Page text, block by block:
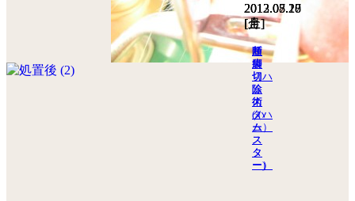
2013.07.27
[土]
腫
瘍
切
除
術
(ハ
ム
ス
タ
ー)
2012.08.10
[金]
断
脚
（ハ
ム
ス
タ
ー）
2012.05.28
[月]
頬
袋
切
除
術
（ハ
ム
ス
タ
ー）